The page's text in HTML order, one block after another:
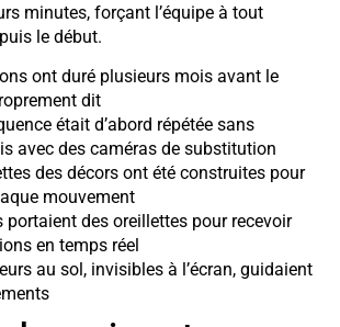
minutes, forçant l’équipe à tout
le début.
ont duré plusieurs mois avant le
dit
était d’abord répétée sans
avec des caméras de substitution
des décors ont été construites pour
mouvement
portaient des oreillettes pour recevoir
en temps réel
au sol, invisibles à l’écran, guidaient